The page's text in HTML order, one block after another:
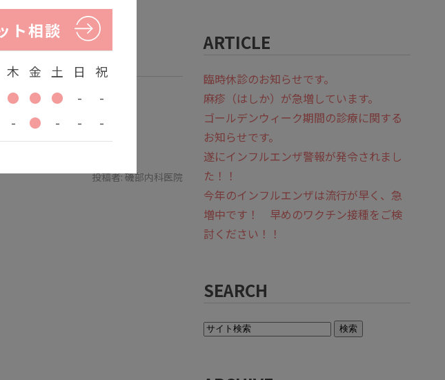
ト相談
木 金 土 日
祝
● ● ● -
-
- ● - - -
投稿者:磯部内科医院
ARTICLE
臨時休診のお知らせです。
麻疹（はしか）が急増しています。
ゴールデンウィーク期間の診療に関する
お知らせです。
遂にインフルエンザ警報が発令されまし
た！！
今年のインフルエンザは流行が早く、急
増中です！ 早めのワクチン接種をご検
討ください！！
SEARCH